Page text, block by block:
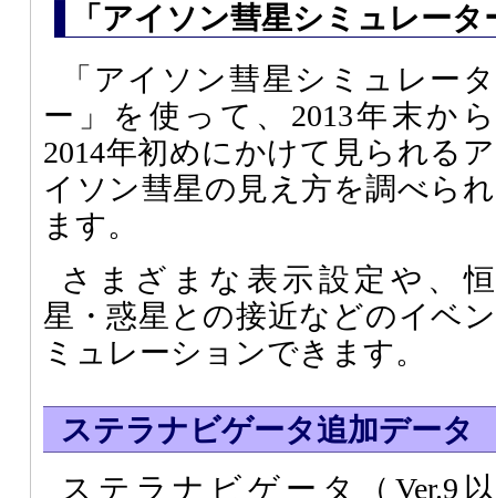
「アイソン彗星シミュレータ
「アイソン彗星シミュレータ
ー」を使って、2013年末から
2014年初めにかけて見られるア
イソン彗星の見え方を調べられ
ます。
さまざまな表示設定や、恒
星・惑星との接近などのイベ
ミュレーションできます。
ステラナビゲータ追加データ
ステラナビゲータ（Ver.9以